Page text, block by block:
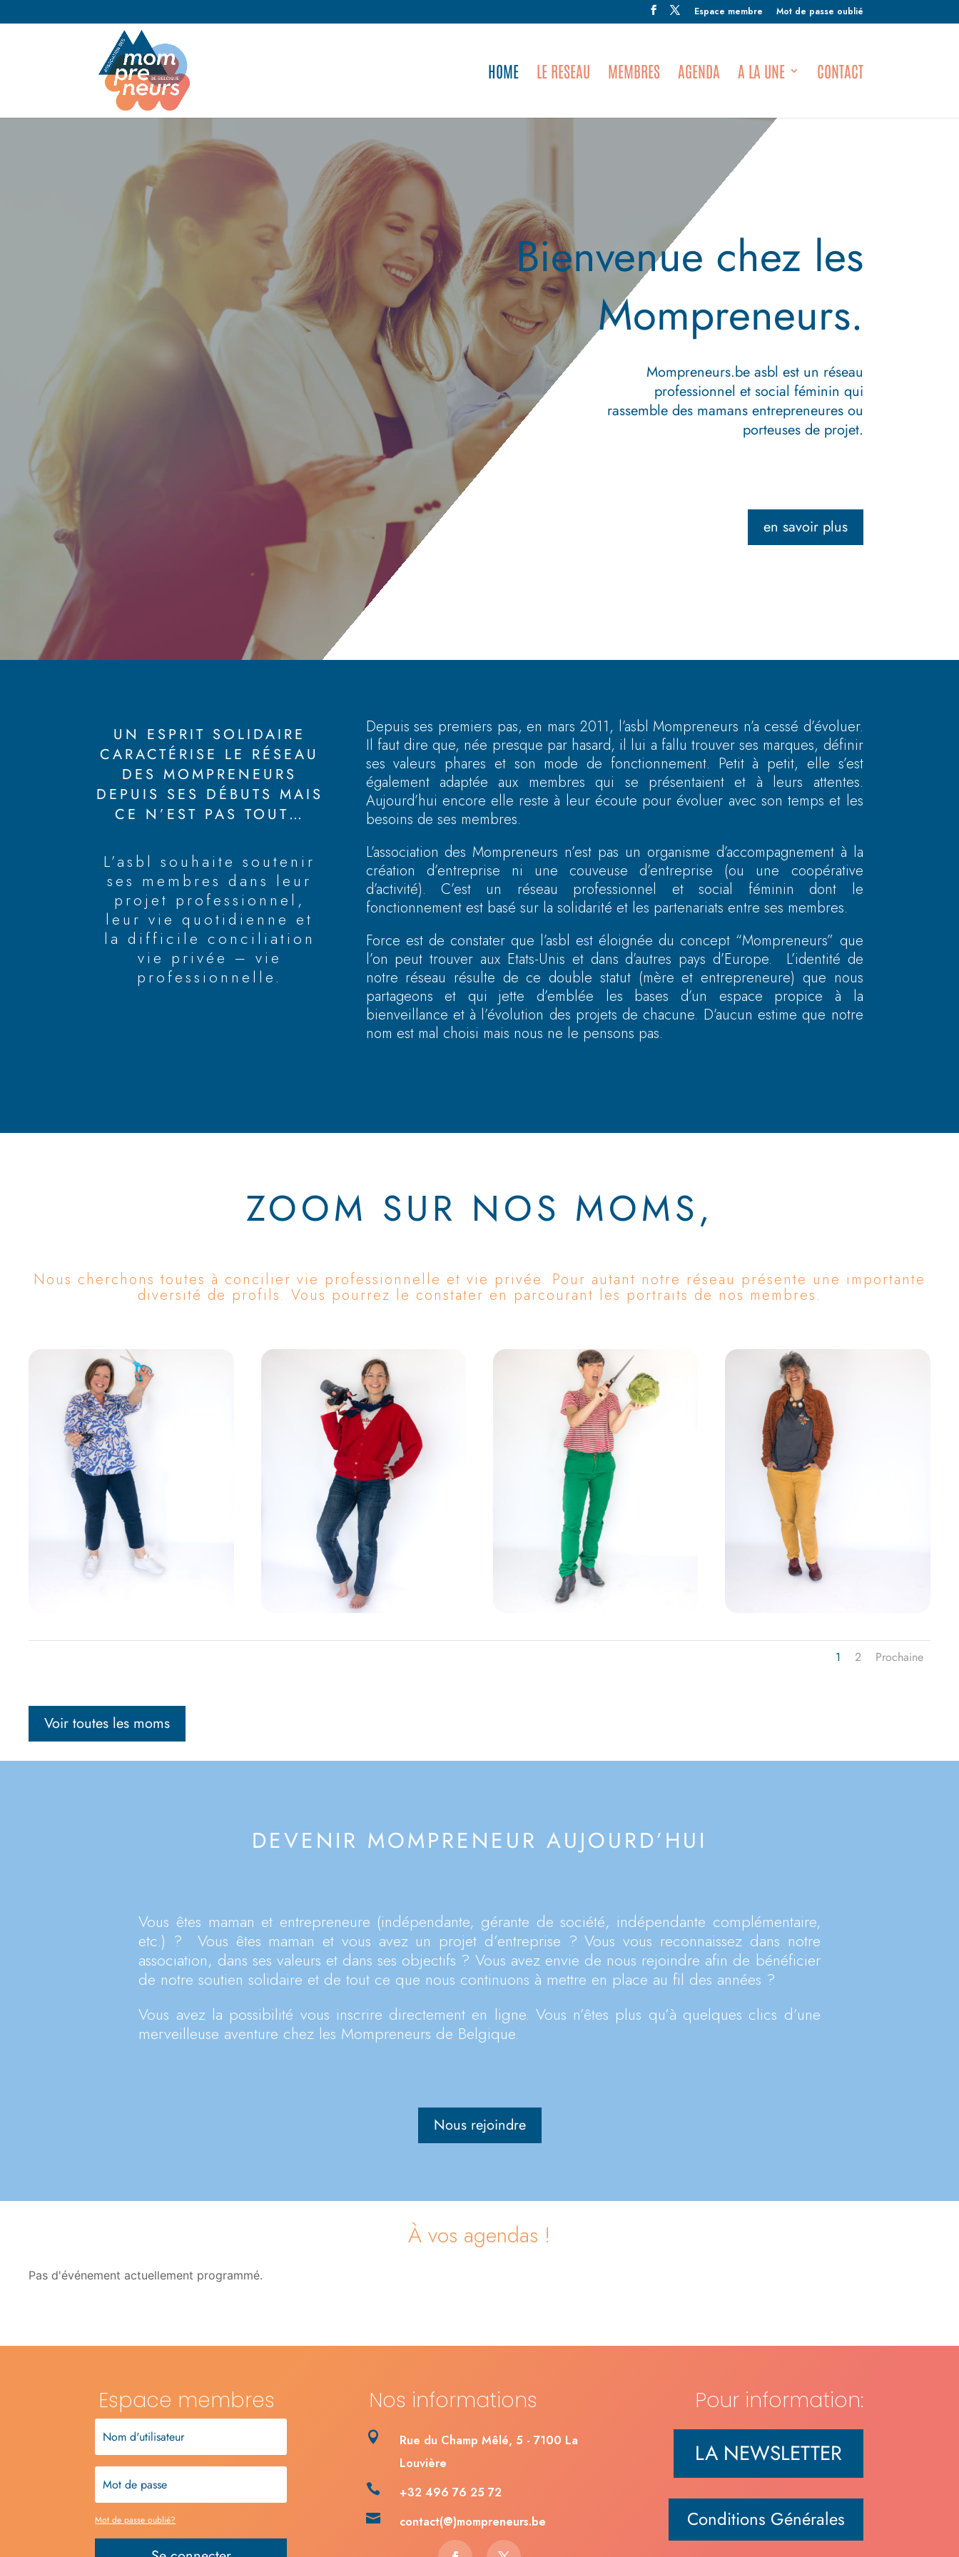
Espace membre Mot de passe oublié
HOME LE RESEAU MEMBRES AGENDA A LA UNE CONTACT
Bienvenue chez les
Mompreneurs.
Mompreneurs.be asbl est un réseau
professionnel et social féminin qui
rassemble des mamans entrepreneures ou
porteuses de projet.
en savoir plus
UN ESPRIT SOLIDAIRE
CARACTÉRISE LE RÉSEAU
DES MOMPRENEURS
DEPUIS SES DÉBUTS MAIS
CE N’EST PAS TOUT…
L’asbl souhaite soutenir
ses membres dans leur
projet professionnel,
leur vie quotidienne et
la difficile conciliation
vie privée – vie
professionnelle.
Depuis ses premiers pas, en mars 2011, l’asbl Mompreneurs n’a cessé d’évoluer.
Il faut dire que, née presque par hasard, il lui a fallu trouver ses marques, définir
ses valeurs phares et son mode de fonctionnement. Petit à petit, elle s’est
également adaptée aux membres qui se présentaient et à leurs attentes.
Aujourd’hui encore elle reste à leur écoute pour évoluer avec son temps et les
besoins de ses membres.
L’association des Mompreneurs n’est pas un organisme d’accompagnement à la
création d’entreprise ni une couveuse d’entreprise (ou une coopérative
d’activité). C’est un réseau professionnel et social féminin dont le
fonctionnement est basé sur la solidarité et les partenariats entre ses membres.
Force est de constater que l’asbl est éloignée du concept “Mompreneurs” que
l’on peut trouver aux Etats-Unis et dans d’autres pays d’Europe. L’identité de
notre réseau résulte de ce double statut (mère et entrepreneure) que nous
partageons et qui jette d’emblée les bases d’un espace propice à la
bienveillance et à l’évolution des projets de chacune. D’aucun estime que notre
nom est mal choisi mais nous ne le pensons pas.
ZOOM SUR NOS MOMS,
Nous cherchons toutes à concilier vie professionnelle et vie privée. Pour autant notre réseau présente une importante
diversité de profils. Vous pourrez le constater en parcourant les portraits de nos membres.
1 2 Prochaine
Voir toutes les moms
DEVENIR MOMPRENEUR AUJOURD’HUI
Vous êtes maman et entrepreneure (indépendante, gérante de société, indépendante complémentaire,
etc.) ? Vous êtes maman et vous avez un projet d’entreprise ? Vous vous reconnaissez dans notre
association, dans ses valeurs et dans ses objectifs ? Vous avez envie de nous rejoindre afin de bénéficier
de notre soutien solidaire et de tout ce que nous continuons à mettre en place au fil des années ?
Vous avez la possibilité vous inscrire directement en ligne. Vous n’êtes plus qu’à quelques clics d’une
merveilleuse aventure chez les Mompreneurs de Belgique.
Nous rejoindre
À vos agendas !
Pas d'événement actuellement programmé.
Espace membres
Mot de passe oublié?
Nos informations

Rue du Champ Mêlé, 5 - 7100 La
Louvière
 +32 496 76 25 72
 contact(@)mompreneurs.be
Pour information:
LA NEWSLETTER
Conditions Générales